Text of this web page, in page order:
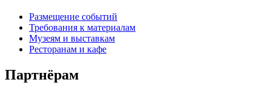
Размещение событий
Требования к материалам
Музеям и выставкам
Ресторанам и кафе
Партнёрам